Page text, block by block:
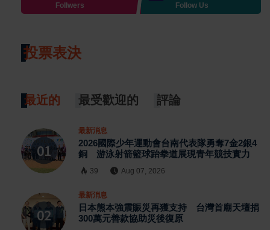
Follwers Follow Us
投票表決
最近的 最受歡迎的 評論
最新消息
2026國際少年運動會台南代表隊勇奪7金2銀4
銅 游泳射箭籃球跆拳道展現青年競技實力
39 Aug 07, 2026
最新消息
日本熊本強震賑災再獲支持 台灣首廟天壇捐
300萬元善款協助災後復原